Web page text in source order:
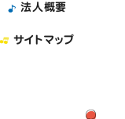
法人概要
サイトマップ